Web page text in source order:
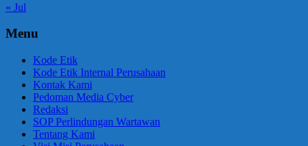
« Jul
Menu
Kode Etik
Kode Etik Internal Perusahaan
Kontak Kami
Pedoman Media Cyber
Redaksi
SOP Perlindungan Wartawan
Tentang Kami